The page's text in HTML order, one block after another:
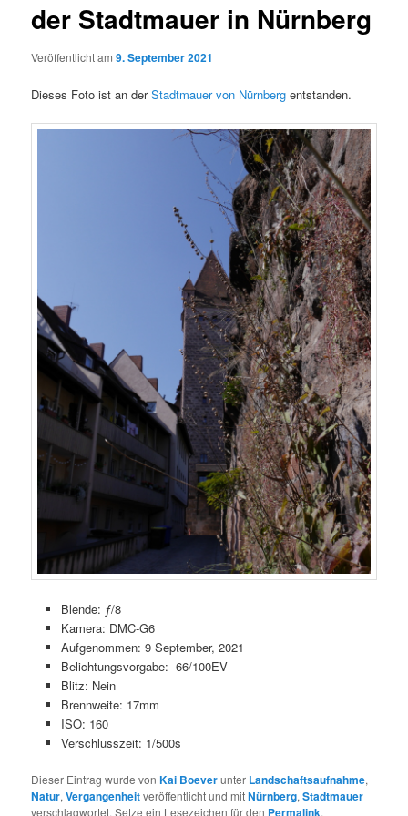
der Stadtmauer in Nürnberg
Veröffentlicht am9. September 2021
Dieses Foto ist an derStadtmauer von Nürnberg entstanden.
Blende: ƒ/8
Kamera: DMC-G6
Aufgenommen: 9 September, 2021
Belichtungsvorgabe: -66/100EV
Blitz: Nein
Brennweite: 17mm
ISO: 160
Verschlusszeit: 1/500s
Dieser Eintrag wurde vonKai Boeverunter Landschaftsaufnahme,
Natur,Vergangenheitveröffentlicht und mitNürnberg,Stadtmauer
verschlagwortet. Setze ein Lesezeichen für den Permalink.